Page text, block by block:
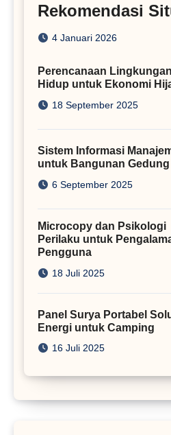
Rekomendasi
Iklan
4 Januari 2026
Perencanaan Lingkungan
Hidup untuk Ekonomi
18 September 2025
Sistem Informasi
untuk Bangunan Gedung
6 September 2025
Microcopy dan Psikologi
Perilaku untuk
Pengguna
18 Juli 2025
Panel Surya Portabel
Energi untuk Camping
16 Juli 2025